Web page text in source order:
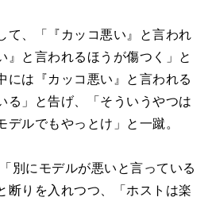
、「『カッコ悪い』と言われ
』と言われるほうが傷つく」と
には『カッコ悪い』と言われる
る」と告げ、「そういうやつは
ルでもやっとけ」と一蹴。
別にモデルが悪いと言っている
断りを入れつつ、「ホストは楽